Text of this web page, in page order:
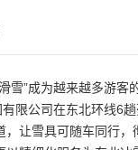
雪”成为越来越多游
限公司在东北环线6
让雪具可随车同行，